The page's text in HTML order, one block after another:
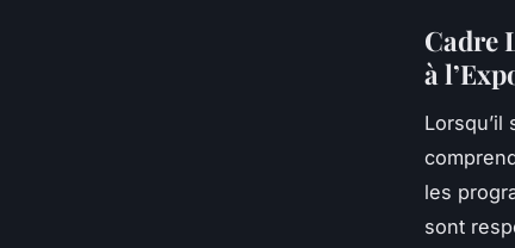
Cadre
à
Lorsqu’il
les
sont